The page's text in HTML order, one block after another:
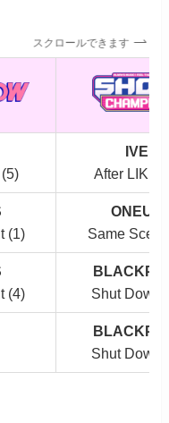
スクロールできます
IVE
After LIKE
(1)
ONEUS
Same Scent
(4)
Shut Down
Shut Down